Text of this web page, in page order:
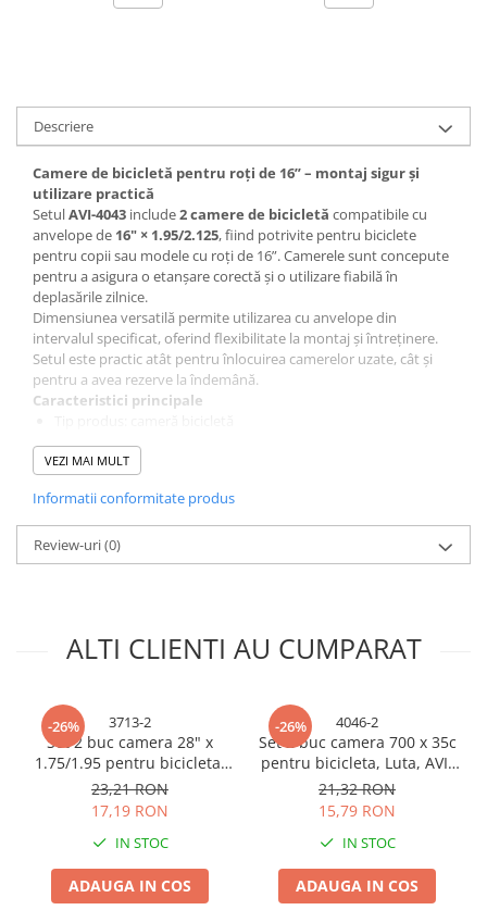
Sisteme filtrare instalatii
Sonerii electrice
Termometre Meteo
Gradina - Gradinarit
Accesorii fierastraie cu lant
Accesorii fierastraie electrice
Accesorii irigare
Accesorii pompe de apa
Accesorii unelte gradinarit
Articole antidaunatori gradina
Foarfeci gradinarit
Gratare gradina
Ustensile Gratar
Produse vinificatie
Bricolaj
Accesorii compresoare
Accesorii generatoare electrice
Accesorii pistoale de lipit
Chei si truse chei
Descriere
Camere de bicicletă pentru roți de 16” – montaj sigur și
utilizare practică
SetulAVI-4043 include2 camere de bicicletă compatibile cu
anvelope de 16" × 1.95/2.125, fiind potrivite pentru biciclete
pentru copii sau modele cu roți de 16”. Camerele sunt concepute
pentru a asigura o etanșare corectă și o utilizare fiabilă în
deplasările zilnice.
Dimensiunea versatilă permite utilizarea cu anvelope din
intervalul specificat, oferind flexibilitate la montaj și întreținere.
Setul este practic atât pentru înlocuirea camerelor uzate, cât și
pentru a avea rezerve la îndemână.
Caracteristici principale
Set: 2 bucăți
Dimensiune: 16" × 1.95/2.125
Potrivite pentru înlocuire și reparații
Utilizare: biciclete pentru copii / roți mici
Notă de utilizare
Verifică dimensiunea anvelopei înainte de montaj. Umflă camera
VEZI MAI MULT
Informatii conformitate produs
Review-uri(0)
ALTI CLIENTI AU CUMPARAT
-26% 3713-2
Set 2 buc camera 28" x
1.75/1.95 pentru bicicleta,
Luta, AVI-3713
23,21 RON
17,19 RON
IN STOC
ADAUGA IN COS
-26% 4046-2
Set 2 buc camera 700 x 35c
pentru bicicleta, Luta, AVI-
4046
21,32 RON
15,79 RON
IN STOC
ADAUGA IN COS